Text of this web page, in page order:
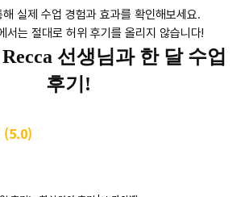
실제 수업 경험과 효과를 확인해보세요.
서는 절대로 허위 후기를 올리지 않습니다!
Recca 선생님과 한 달 수업
후기!
(5.0)